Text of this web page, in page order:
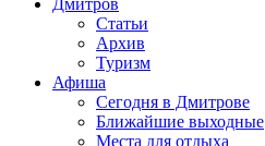
Статьи
Архив
Туризм
Афиша
Сегодня в Дмитрове
Ближайшие выходные
Места для отдыха